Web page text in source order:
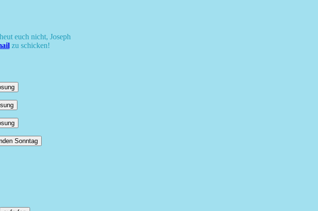
euch nicht, Joseph
zu schicken!
Sonntag